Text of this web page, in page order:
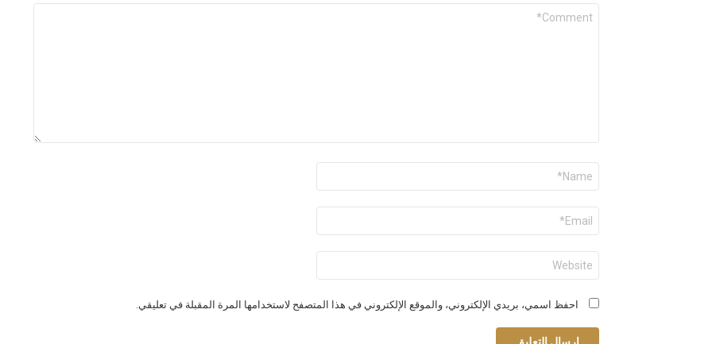
التعليق
الاسم
البريد
الإلكتروني
*
الموقع
الإلكتروني
احفظ اسمي، بريدي الإلكتروني، والموقع الإلكتروني في هذا المتصفح لاستخدامها المرة المقبلة في تعليقي.